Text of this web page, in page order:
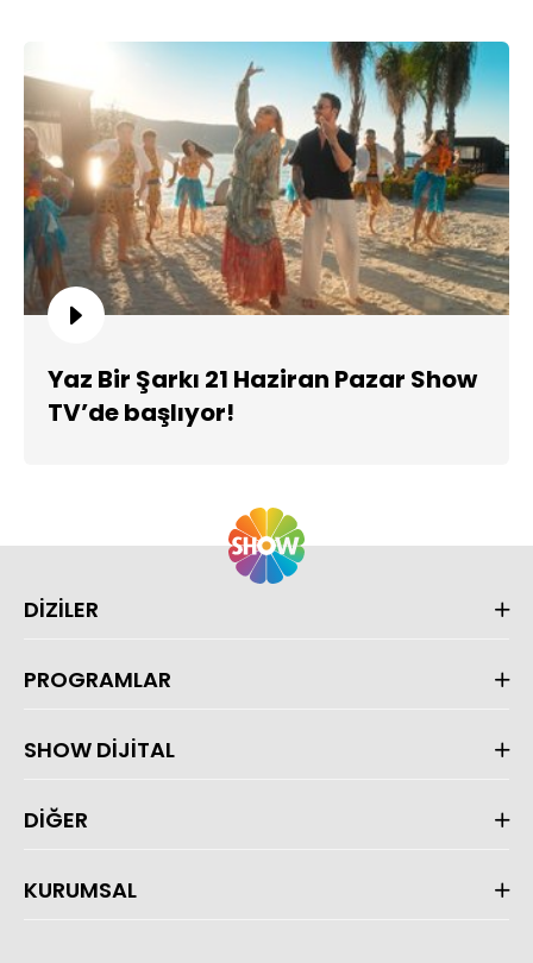
Yaz Bir Şarkı 21 Haziran Pazar Show
TV’de başlıyor!
DİZİLER
PROGRAMLAR
SHOW DİJİTAL
DİĞER
KURUMSAL